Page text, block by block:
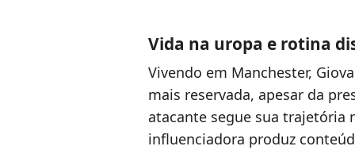
Vida na uropa e rotina
Vivendo em Manchester,
mais reservada, apesar da
atacante segue sua trajetória
influenciadora produz